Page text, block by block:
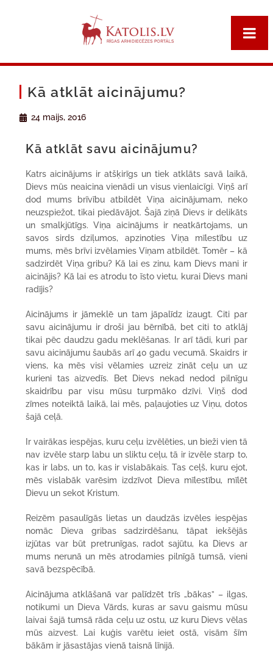
Kā atklāt aicinājumu?
24 maijs, 2016
Kā atklāt savu aicinājumu?
Katrs aicinājums ir atšķirīgs un tiek atklāts savā laikā,
Dievs mūs neaicina vienādi un visus vienlaicīgi. Viņš arī
dod mums brīvību atbildēt Viņa aicinājumam, neko
neuzspiežot, tikai piedāvājot. Šajā ziņā Dievs ir delikāts
un smalkjūtīgs. Viņa aicinājums ir neatkārtojams, un
savos sirds dziļumos, apzinoties Viņa mīlestību uz
mums, mēs brīvi izvēlamies Viņam atbildēt. Tomēr – kā
sadzirdēt Viņa gribu? Kā lai es zinu, kam Dievs mani ir
aicinājis? Kā lai es atrodu to īsto vietu, kurai Dievs mani
radījis?
Aicinājums ir jāmeklē un tam jāpalīdz izaugt. Citi par
savu aicinājumu ir droši jau bērnībā, bet citi to atklāj
tikai pēc daudzu gadu meklēšanas. Ir arī tādi, kuri par
savu aicinājumu šaubās arī 40 gadu vecumā. Skaidrs ir
viens, ka mēs visi vēlamies uzreiz zināt ceļu un uz
kurieni tas aizvedīs. Bet Dievs nekad nedod pilnīgu
skaidrību par visu mūsu turpmāko dzīvi. Viņš dod
zīmes noteiktā laikā, lai mēs, paļaujoties uz Viņu, dotos
šajā ceļā.
Ir vairākas iespējas, kuru ceļu izvēlēties, un bieži vien tā
nav izvēle starp labu un sliktu ceļu, tā ir izvēle starp to,
kas ir labs, un to, kas ir vislabākais. Tas ceļš, kuru ejot,
mēs vislabāk varēsim izdzīvot Dieva mīlestību, mīlēt
Dievu un sekot Kristum.
Reizēm pasaulīgās lietas un daudzās izvēles iespējas
nomāc Dieva gribas sadzirdēšanu, tāpat iekšējās
izjūtas var būt pretrunīgas, radot sajūtu, ka Dievs ar
mums nerunā un mēs atrodamies pilnīgā tumsā, vieni
savā bezspēcībā.
Aicinājuma atklāšanā var palīdzēt trīs „bākas” – ilgas,
notikumi un Dieva Vārds, kuras ar savu gaismu mūsu
laivai šajā tumsā rāda ceļu uz ostu, uz kuru Dievs vēlas
mūs aizvest. Lai kuģis varētu ieiet ostā, visām šīm
bākām ir jāsastājas vienā taisnā līnijā.